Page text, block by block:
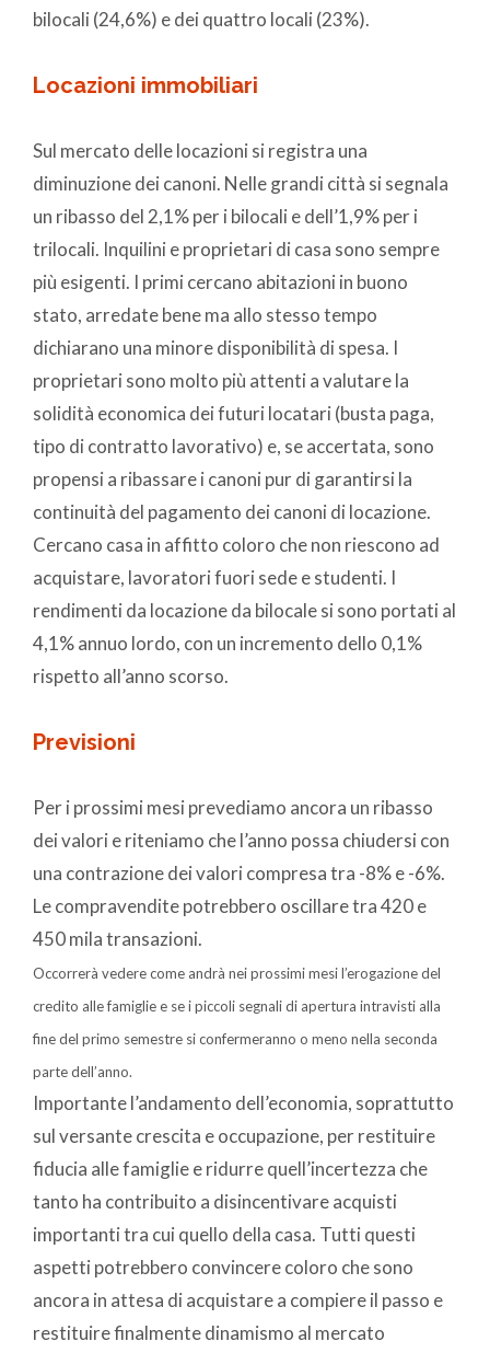
bilocali (24,6%) e dei quattro locali (23%).
Locazioni immobiliari
Sul mercato delle locazioni si registra una
diminuzione dei canoni. Nelle grandi città si segnala
un ribasso del 2,1% per i bilocali e dell’1,9% per i
trilocali. Inquilini e proprietari di casa sono sempre
più esigenti. I primi cercano abitazioni in buono
stato, arredate bene ma allo stesso tempo
dichiarano una minore disponibilità di spesa. I
proprietari sono molto più attenti a valutare la
solidità economica dei futuri locatari (busta paga,
tipo di contratto lavorativo) e, se accertata, sono
propensi a ribassare i canoni pur di garantirsi la
continuità del pagamento dei canoni di locazione.
Cercano casa in affitto coloro che non riescono ad
acquistare, lavoratori fuori sede e studenti. I
rendimenti da locazione da bilocale si sono portati al
4,1% annuo lordo, con un incremento dello 0,1%
rispetto all’anno scorso.
Previsioni
Per i prossimi mesi prevediamo ancora un ribasso
dei valori e riteniamo che l’anno possa chiudersi con
una contrazione dei valori compresa tra -8% e -6%.
Le compravendite potrebbero oscillare tra 420 e
450 mila transazioni.
Occorrerà vedere come andrà nei prossimi mesi l’erogazione del
credito alle famiglie e se i piccoli segnali di apertura intravisti alla
fine del primo semestre si confermeranno o meno nella seconda
parte dell’anno.
Importante l’andamento dell’economia, soprattutto
sul versante crescita e occupazione, per restituire
fiducia alle famiglie e ridurre quell’incertezza che
tanto ha contribuito a disincentivare acquisti
importanti tra cui quello della casa. Tutti questi
aspetti potrebbero convincere coloro che sono
ancora in attesa di acquistare a compiere il passo e
restituire finalmente dinamismo al mercato